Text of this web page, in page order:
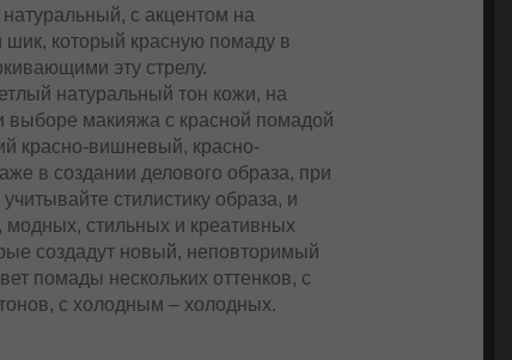
с акцентом на
который красную помаду в
эту стрелу.
натуральный тон кожи, на
выборе макияжа с красной помадой
красно-вишневый, красно-
в создании делового образа, при
стилистику образа, и
модных, стильных и креативных
создадут новый, неповторимый
помады нескольких оттенков, с
с холодным – холодных.